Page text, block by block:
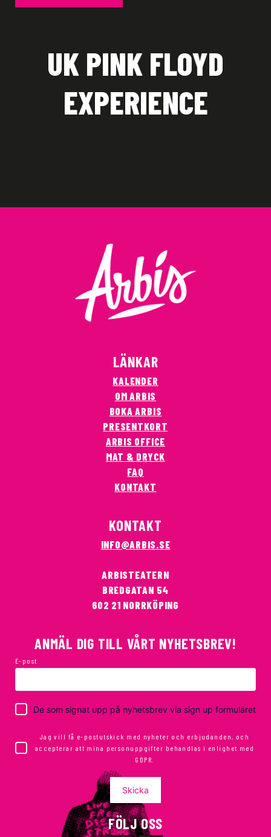
UK PINK FLOYD
EXPERIENCE
LÄNKAR
KALENDER
OM ARBIS
BOKA ARBIS
PRESENTKORT
ARBIS OFFICE
MAT & DRYCK
FAQ
KONTAKT
KONTAKT
INFO@ARBIS.SE
ARBISTEATERN
BREDGATAN 54
602 21 NORRKÖPING
ANMÄL DIG TILL VÅRT NYHETSBREV!
E-post
De som signat upp på nyhetsbrev via sign up formuläret
Jag vill få e-postutskick med nyheter och erbjudanden, och
accepterar att mina personuppgifter behandlas i enlighet med
GDPR.
Skicka
FÖLJ OSS